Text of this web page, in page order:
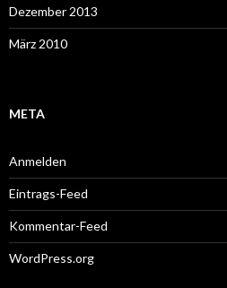
Dezember 2013
März 2010
META
Anmelden
Eintrags-Feed
Kommentar-Feed
WordPress.org